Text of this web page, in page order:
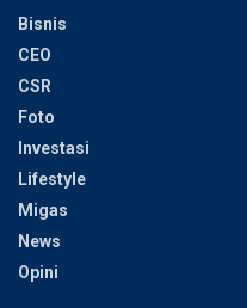
Bisnis
CEO
CSR
Foto
Investasi
Lifestyle
Migas
News
Opini